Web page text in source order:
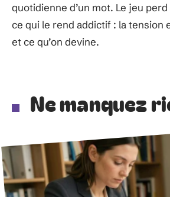
quotidienne d’un mot. Le jeu
ce qui le rend addictif : la tension
et ce qu’on devine.
Ne manquez